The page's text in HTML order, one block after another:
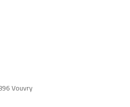
Vouvry